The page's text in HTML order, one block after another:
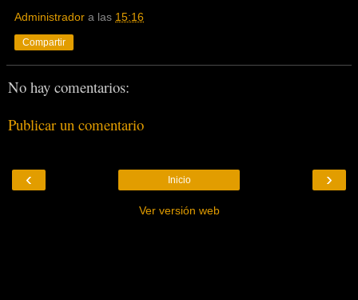
Administrador a las 15:16
Compartir
No hay comentarios:
Publicar un comentario
‹ ›
Inicio
Ver versión web